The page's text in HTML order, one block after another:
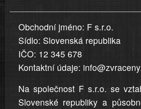
uvedena,
jsou
přesná
a
úplná
Obchodní jméno: F s.r.o.
Sídlo: Slovenská republika
IČO: 12 345 678
Kontaktní údaje:
Na společnost F s.r.o. se
Slovenské republiky a